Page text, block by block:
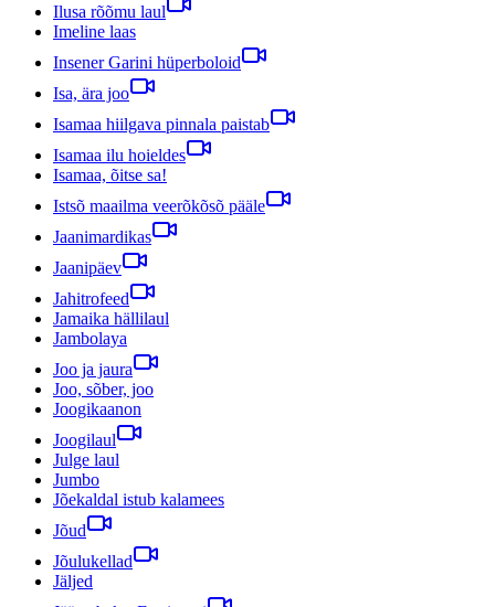
Ilusa rõõmu laul
Imeline laas
Insener Garini hüperboloid
Isa, ära joo
Isamaa hiilgava pinnala paistab
Isamaa ilu hoieldes
Isamaa, õitse sa!
Istsõ maailma veerõkõsõ pääle
Jaanimardikas
Jaanipäev
Jahitrofeed
Jamaika hällilaul
Jambolaya
Joo ja jaura
Joo, sõber, joo
Joogikaanon
Joogilaul
Julge laul
Jumbo
Jõekaldal istub kalamees
Jõud
Jõulukellad
Jäljed